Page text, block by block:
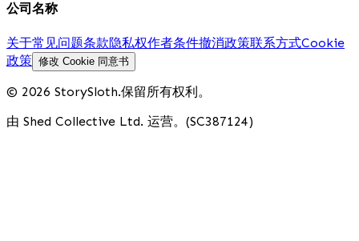
公司名称
关于常见问题条款隐私权作者条件撤消政策联系方式Cookie
政策 修改 Cookie 同意书
© 2026 StorySloth.保留所有权利。
由 Shed Collective Ltd. 运营。(SC387124)